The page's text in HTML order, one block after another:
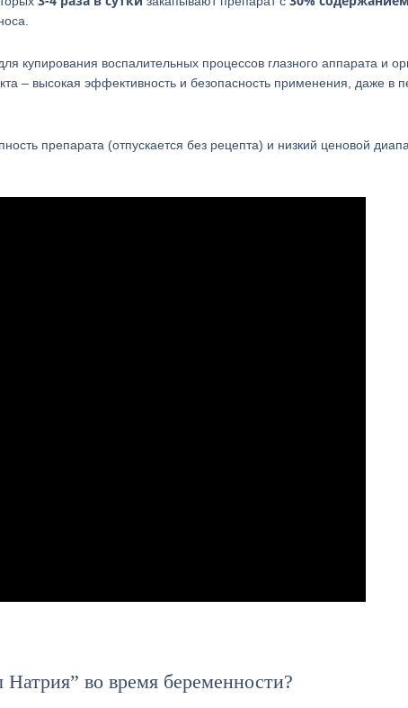
купирования воспалительных процессов глазного аппарата и
– высокая эффективность и безопасность применения, даже в
препарата (отпускается без рецепта) и низкий ценовой
во время беременности?